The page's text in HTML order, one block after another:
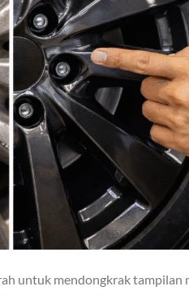
untuk mendongkrak tampilan